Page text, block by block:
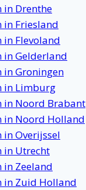
in Drenthe
in Friesland
in Flevoland
in Gelderland
in Groningen
in Limburg
in Noord Brabant
in Noord Holland
in Overijssel
in Utrecht
in Zeeland
in Zuid Holland